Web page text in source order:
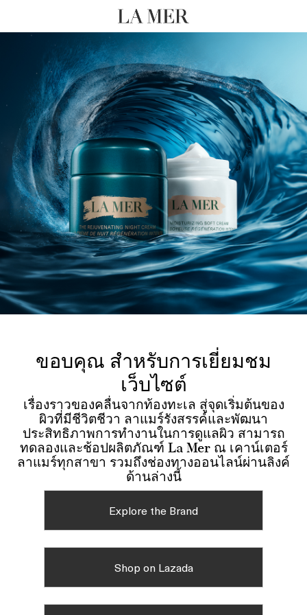
ขอบคุณ สำหรับการเยี่ยมชม
เว็บไซต์
เรื่องราวของคลื่นจากท้องทะเล สู่จุดเริ่มต้นของ
ผิวที่มีชีวิตชีวา ลาแมร์รังสรรค์และพัฒนา
ประสิทธิภาพการทำงานในการดูแลผิว สามารถ
ทดลองและช้อปผลิตภัณฑ์ La Mer ณ เคาน์เตอร์
ลาแมร์ทุกสาขา รวมถึงช่องทางออนไลน์ผ่านลิงค์
ด้านล่างนี้
Explore the Brand
Shop on Lazada